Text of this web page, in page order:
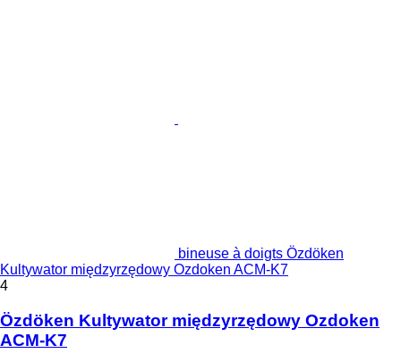
bineuse à doigts Özdöken
Kultywator międzyrzędowy Ozdoken ACM-K7
4
Özdöken Kultywator międzyrzędowy Ozdoken
ACM-K7